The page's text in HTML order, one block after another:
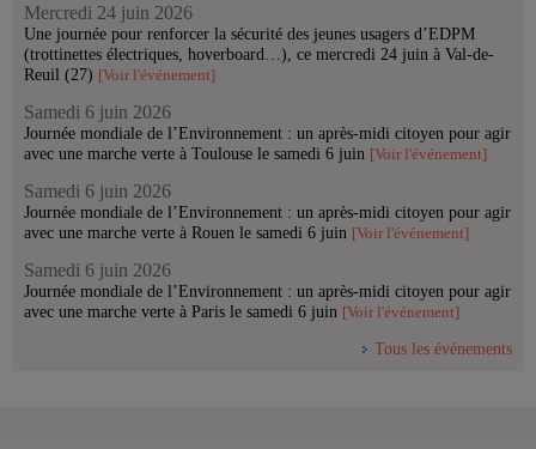
Mercredi 24 juin 2026
Une journée pour renforcer la sécurité des jeunes usagers d’EDPM
(trottinettes électriques, hoverboard…), ce mercredi 24 juin à Val-de-
Reuil (27) [Voir l'événement]
Samedi 6 juin 2026
Journée mondiale de l’Environnement : un après-midi citoyen pour agir
avec une marche verte à Toulouse le samedi 6 juin [Voir l'événement]
Samedi 6 juin 2026
Journée mondiale de l’Environnement : un après-midi citoyen pour agir
avec une marche verte à Rouen le samedi 6 juin [Voir l'événement]
Samedi 6 juin 2026
Journée mondiale de l’Environnement : un après-midi citoyen pour agir
avec une marche verte à Paris le samedi 6 juin [Voir l'événement]
Tous les événements